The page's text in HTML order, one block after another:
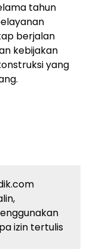
tahun
berjalan
kebijakan
yang
izin tertulis